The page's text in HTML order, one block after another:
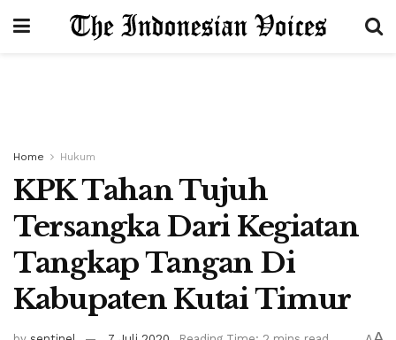
Home Hukum
KPK Tahan Tujuh
Tersangka Dari Kegiatan
Tangkap Tangan Di
Kabupaten Kutai Timur